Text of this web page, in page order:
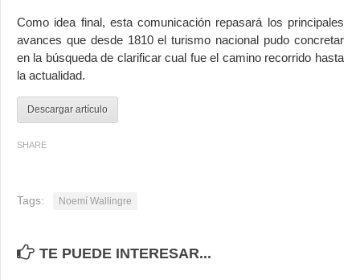
Como idea final, esta comunicación repasará los principales
avances que desde 1810 el turismo nacional pudo concretar
en la búsqueda de clarificar cual fue el camino recorrido hasta
la actualidad.
Descargar artículo
SHARE
Tags: Noemí Wallingre
TE PUEDE INTERESAR...